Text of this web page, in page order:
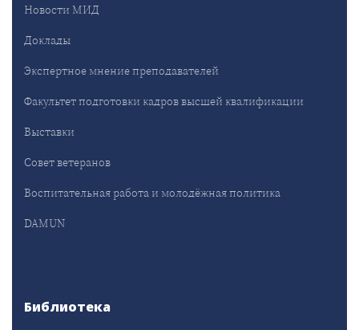
Новости МИД
Доклады
Экспертное мнение преподавателей
Факультет подготовки кадров высшей квалификации
Выставки
Совет ветеранов
Воспитательная работа и молодёжная политика
DAMUN
Библиотека